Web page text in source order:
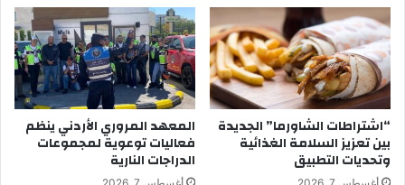
“اشتراطات الشاورما” الجديدة
بين تعزيز السلامة الغذائية
وتحديات التطبيق
المعهد المروري الأردني ينظم
فعاليات توعوية لمجموعات
الدراجات النارية